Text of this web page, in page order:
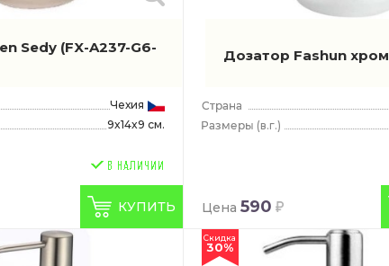
Sedy (FX-A237-G6-
Чехия
9x14x9 см.
КУПИТЬ
Дозатор Fashun хром
(в.г.)
Цена 590
Скидка
30%